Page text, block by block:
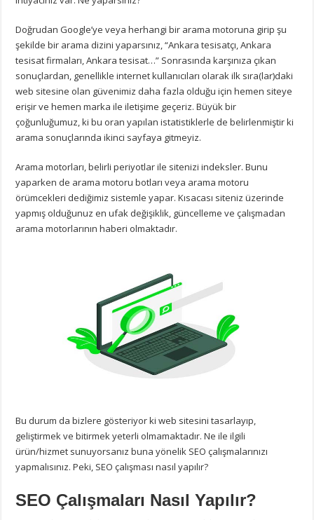
Doğrudan Google’ye veya herhangi bir arama motoruna girip şu
şekilde bir arama dizini yaparsınız, “Ankara tesisatçı, Ankara
tesisat firmaları, Ankara tesisat…” Sonrasında karşınıza çıkan
sonuçlardan, genellikle internet kullanıcıları olarak ilk sıra(lar)daki
web sitesine olan güvenimiz daha fazla olduğu için hemen siteye
erişir ve hemen marka ile iletişime geçeriz. Büyük bir
çoğunluğumuz, ki bu oran yapılan istatistiklerle de belirlenmiştir ki
arama sonuçlarında ikinci sayfaya gitmeyiz.
Arama motorları, belirli periyotlar ile sitenizi indeksler. Bunu
yaparken de arama motoru botları veya arama motoru
örümcekleri dediğimiz sistemle yapar. Kısacası siteniz üzerinde
yapmış olduğunuz en ufak değişiklik, güncelleme ve çalışmadan
arama motorlarının haberi olmaktadır.
Bu durum da bizlere gösteriyor ki web sitesini tasarlayıp,
geliştirmek ve bitirmek yeterli olmamaktadır. Ne ile ilgili
ürün/hizmet sunuyorsanız buna yönelik SEO çalışmalarınızı
yapmalısınız. Peki, SEO çalışması nasıl yapılır?
SEO Çalışmaları Nasıl Yapılır?